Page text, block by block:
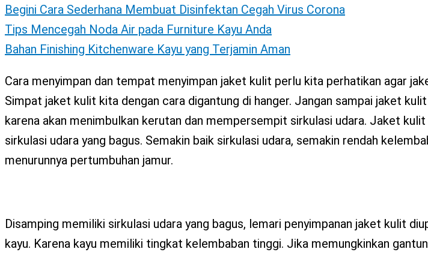
Begini Cara Sederhana Membuat Disinfektan Cegah Virus Corona
Tips Mencegah Noda Air pada Furniture Kayu Anda
Bahan Finishing Kitchenware Kayu yang Terjamin Aman
Cara menyimpan dan tempat menyimpan jaket kulit perlu kita perhatikan agar
Simpat jaket kulit kita dengan cara digantung di hanger. Jangan sampai jaket
karena akan menimbulkan kerutan dan mempersempit sirkulasi udara. Jaket
sirkulasi udara yang bagus. Semakin baik sirkulasi udara, semakin rendah
menurunnya pertumbuhan jamur.
Disamping memiliki sirkulasi udara yang bagus, lemari penyimpanan jaket kulit
kayu. Karena kayu memiliki tingkat kelembaban tinggi. Jika memungkinkan